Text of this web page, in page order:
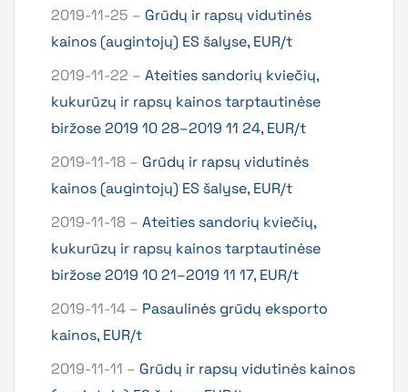
2019-11-25 – Grūdų ir rapsų vidutinės
kainos (augintojų) ES šalyse, EUR/t
2019-11-22 – Ateities sandorių kviečių,
kukurūzų ir rapsų kainos tarptautinėse
biržose 2019 10 28–2019 11 24, EUR/t
2019-11-18 – Grūdų ir rapsų vidutinės
kainos (augintojų) ES šalyse, EUR/t
2019-11-18 – Ateities sandorių kviečių,
kukurūzų ir rapsų kainos tarptautinėse
biržose 2019 10 21–2019 11 17, EUR/t
2019-11-14 – Pasaulinės grūdų eksporto
kainos, EUR/t
2019-11-11 – Grūdų ir rapsų vidutinės kainos